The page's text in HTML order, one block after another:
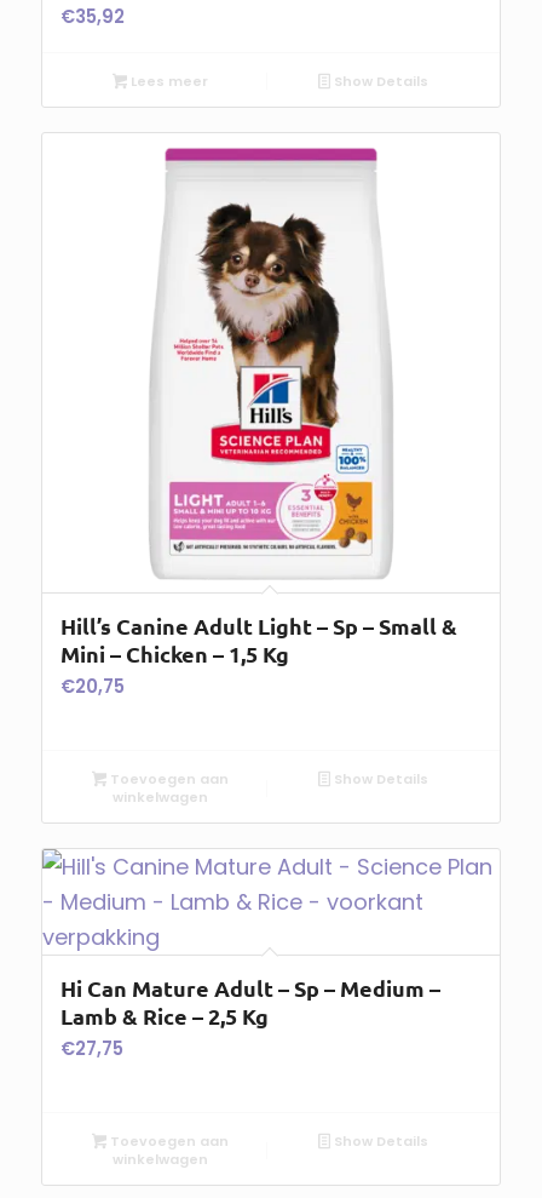
€35,92
Lees meer Show Details
Hill’s Canine Adult Light – Sp – Small &
Mini – Chicken – 1,5 Kg
€20,75
Toevoegen aan
winkelwagen
Show Details
Hi Can Mature Adult – Sp – Medium –
Lamb & Rice – 2,5 Kg
€27,75
Toevoegen aan
winkelwagen
Show Details